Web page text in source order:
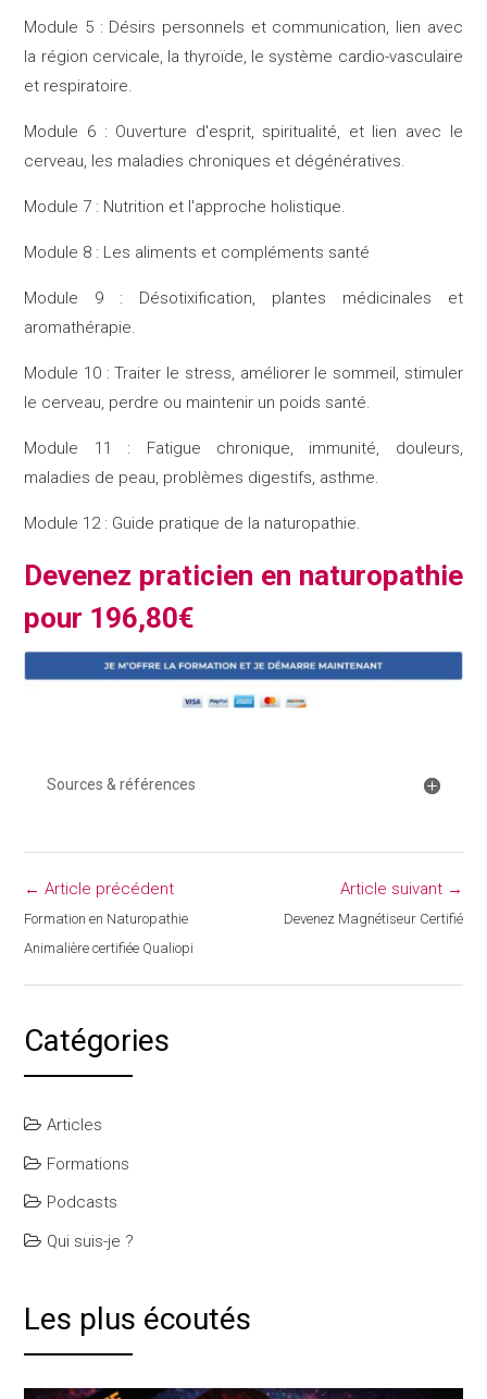
Module 5 : Désirs personnels et communication, lien avec
la région cervicale, la thyroïde, le système cardio-vasculaire
et respiratoire.
Module 6 : Ouverture d'esprit, spiritualité, et lien avec le
cerveau, les maladies chroniques et dégénératives.
Module 7 : Nutrition et l'approche holistique.
Module 8 : Les aliments et compléments santé
Module 9 : Désotixification, plantes médicinales et
aromathérapie.
Module 10 : Traiter le stress, améliorer le sommeil, stimuler
le cerveau, perdre ou maintenir un poids santé.
Module 11 : Fatigue chronique, immunité, douleurs,
maladies de peau, problèmes digestifs, asthme.
Module 12 : Guide pratique de la naturopathie.
Devenez praticien en naturopathie
pour 196,80€
Sources & références
← Article précédent
Formation en Naturopathie
Animalière certifiée Qualiopi
Article suivant →
Devenez Magnétiseur Certifié
Catégories
Articles
Formations
Podcasts
Qui suis-je ?
Les plus écoutés